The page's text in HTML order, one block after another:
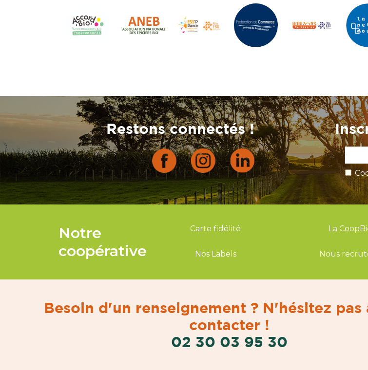
Restons connectés !
Notre
coopérative
Carte fidélité La
Nos Labels Nous
Besoin d'un renseignement ? N'hésitez pas
contacter !
02 30 03 95 30